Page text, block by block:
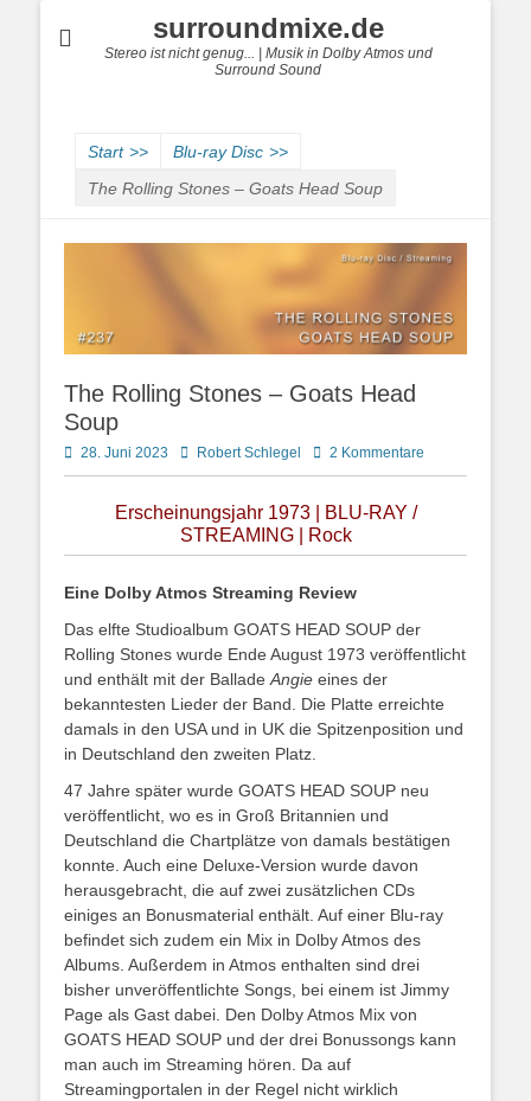
surroundmixe.de
Stereo ist nicht genug... | Musik in Dolby Atmos und
Surround Sound
Start >> Blu-ray Disc >>
The Rolling Stones – Goats Head Soup
The Rolling Stones – Goats Head
Soup
Posted
on
28. Juni 2023 AutorRobert Schlegel 2 Kommentare
Erscheinungsjahr 1973 | BLU-RAY /
STREAMING | Rock
Eine Dolby Atmos Streaming Review
Das elfte Studioalbum GOATS HEAD SOUP der
Rolling Stones wurde Ende August 1973 veröffentlicht
und enthält mit der BalladeAngie eines der
bekanntesten Lieder der Band. Die Platte erreichte
damals in den USA und in UK die Spitzenposition und
in Deutschland den zweiten Platz.
47 Jahre später wurde GOATS HEAD SOUP neu
veröffentlicht, wo es in Groß Britannien und
Deutschland die Chartplätze von damals bestätigen
konnte. Auch eine Deluxe-Version wurde davon
herausgebracht, die auf zwei zusätzlichen CDs
einiges an Bonusmaterial enthält. Auf einer Blu-ray
befindet sich zudem ein Mix in Dolby Atmos des
Albums. Außerdem in Atmos enthalten sind drei
bisher unveröffentlichte Songs, bei einem ist Jimmy
Page als Gast dabei. Den Dolby Atmos Mix von
GOATS HEAD SOUP und der drei Bonussongs kann
man auch im Streaming hören. Da auf
Streamingportalen in der Regel nicht wirklich